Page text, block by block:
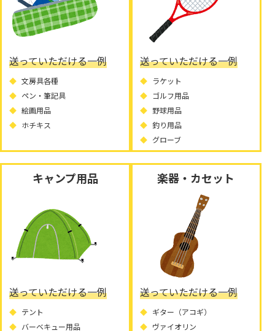
送っていただける一例
文房具各種
ペン・筆記具
絵画用品
ホチキス
送っていただける一例
ラケット
ゴルフ用品
野球用品
釣り用品
グローブ
キャンプ用品
送っていただける一例
テント
バーベキュー用品
楽器・カセット
送っていただける一例
ギター（アコギ）
ヴァイオリン